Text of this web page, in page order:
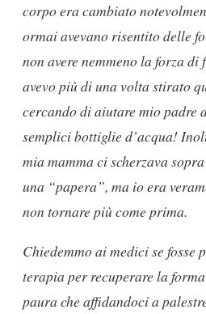
corpo era cambiato
ormai avevano risentito delle
non avere nemmeno la forza
avevo più di una volta stirato
cercando di aiutare mio padre
semplici bottiglie d’acqua!
mia mamma ci scherzava
una “papera”, ma io era
non tornare più come prima.
Chiedemmo ai medici se fosse
terapia per recuperare la
paura che affidandoci a